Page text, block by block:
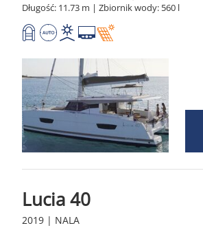
Długość: 11.73 m | Zbiornik wody: 560 l
Lucia 40
2019 | NALA